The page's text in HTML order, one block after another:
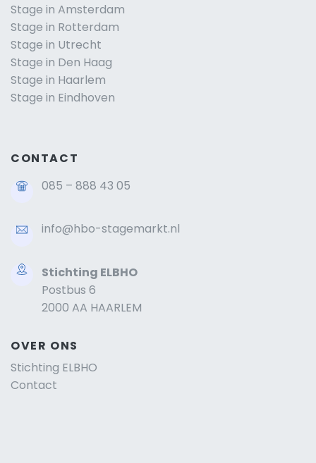
Stage in Amsterdam
Stage in Rotterdam
Stage in Utrecht
Stage in Den Haag
Stage in Haarlem
Stage in Eindhoven
CONTACT
085 – 888 43 05
info@hbo-stagemarkt.nl
Stichting ELBHO
Postbus 6
2000 AA HAARLEM
OVER ONS
Stichting ELBHO
Contact